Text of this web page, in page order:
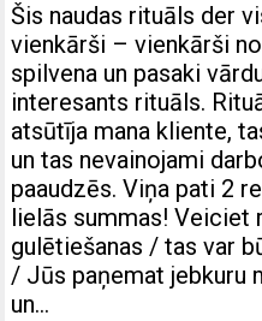
Šis naudas rituāls der
vienkārši – vienkārši
spilvena un pasaki
interesants rituāls.
atsūtīja mana kliente,
un tas nevainojami
paaudzēs. Viņa pati 2
lielās summas! Veiciet
gulētiešanas / tas var
/ Jūs paņemat jebkuru
un…